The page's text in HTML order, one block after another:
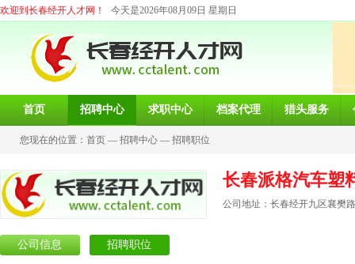
欢迎到长春经开人才网！ 今天是2026年08月09日 星期日
首页 招聘中心 求职中心 档案代理 猎头服务
您现在的位置： 首页 — 招聘中心 — 招聘职位
长春派格汽车塑
公司地址：长春经开九区襄樊
公司信息 招聘职位